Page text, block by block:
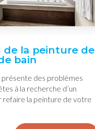
de la peinture de
bain
présente des problèmes
à la recherche d’un
refaire la peinture de votre